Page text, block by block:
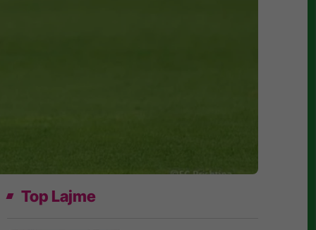
Top Lajme